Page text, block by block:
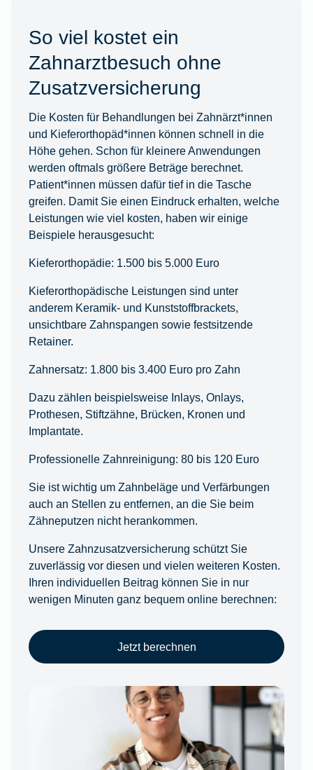
So viel kostet ein
Zahnarztbesuch ohne
Zusatzversicherung
Die Kosten für Behandlungen bei Zahnärzt*innen
und Kieferorthopäd*innen können schnell in die
Höhe gehen. Schon für kleinere Anwendungen
werden oftmals größere Beträge berechnet.
Patient*innen müssen dafür tief in die Tasche
greifen. Damit Sie einen Eindruck erhalten, welche
Leistungen wie viel kosten, haben wir einige
Beispiele herausgesucht:
Kieferorthopädie: 1.500 bis 5.000 Euro
Kieferorthopädische Leistungen sind unter
anderem Keramik- und Kunststoffbrackets,
unsichtbare Zahnspangen sowie festsitzende
Retainer.
Zahnersatz: 1.800 bis 3.400 Euro pro Zahn
Dazu zählen beispielsweise Inlays, Onlays,
Prothesen, Stiftzähne, Brücken, Kronen und
Implantate.
Professionelle Zahnreinigung: 80 bis 120 Euro
Sie ist wichtig um Zahnbeläge und Verfärbungen
auch an Stellen zu entfernen, an die Sie beim
Zähneputzen nicht herankommen.
Unsere Zahnzusatzversicherung schützt Sie
zuverlässig vor diesen und vielen weiteren Kosten.
Ihren individuellen Beitrag können Sie in nur
wenigen Minuten ganz bequem online berechnen:
Jetzt berechnen